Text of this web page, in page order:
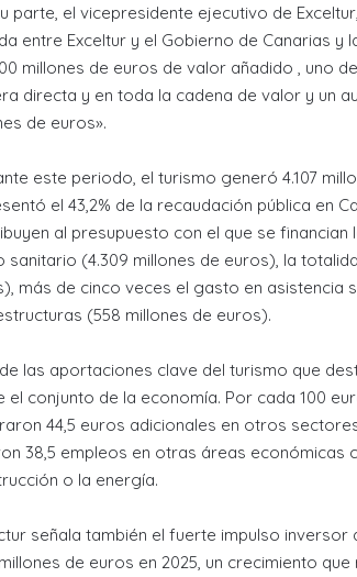
parte, el vicepresidente ejecutivo de
entre Exceltur y el Gobierno de Canarias
millones de euros de valor añadido , uno
directa y en toda la cadena de valor y un
de euros».
este periodo, el turismo generó 4.107
el 43,2% de la recaudación pública en
al presupuesto con el que se financian
sanitario (4.309 millones de euros), la
más de cinco veces el gasto en asistencia
(558 millones de euros).
las aportaciones clave del turismo que
el conjunto de la economía. Por cada 100
44,5 euros adicionales en otros
38,5 empleos en otras áreas económicas
o la energía.
señala también el fuerte impulso
millones de euros en 2025, un crecimiento